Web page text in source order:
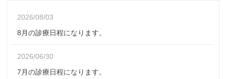
2026/08/03
8月の診療日程になります。
2026/06/30
7月の診療日程になります。